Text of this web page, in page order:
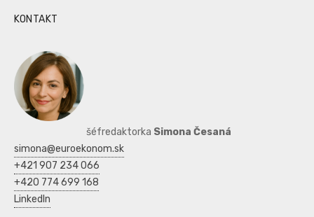
KONTAKT
šéfredaktorka Simona Česaná
simona@euroekonom.sk
+421 907 234 066
+420 774 699 168
LinkedIn